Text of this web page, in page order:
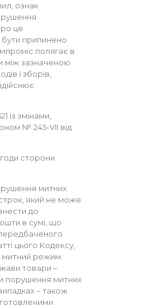
ознак
це
припинено
полягає в
між зазначеною
і зборів,
із змінами,
№ 245-VII від
сторони
митних
який не може
до
в сумі, що
цього Кодексу,
митний режим
товари –
порушення митних
– також